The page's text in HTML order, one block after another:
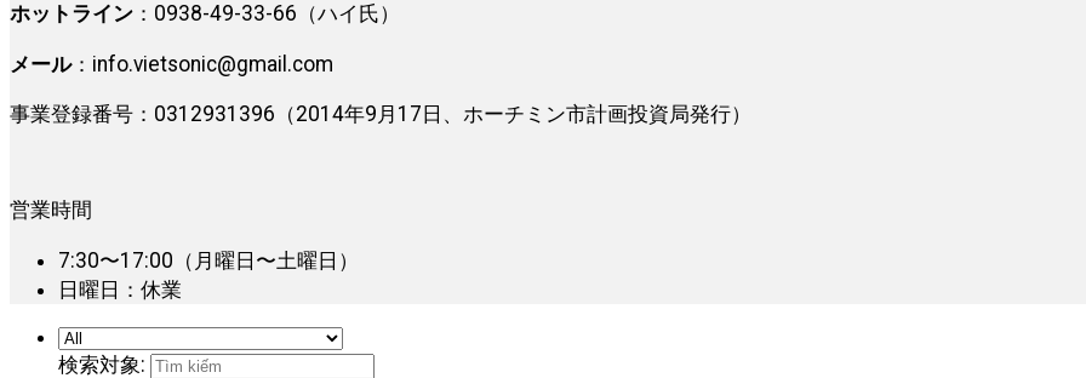
ホットライン ：0938-49-33-66（ハイ氏）
メール： info.vietsonic@gmail.com
事業登録番号：0312931396（2014年9月17日、ホーチミン市計画投資局発行）
営業時間
7:30〜17:00（月曜日〜土曜日）
日曜日：休業
検索対象: